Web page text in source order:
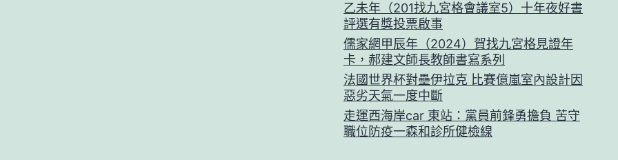
乙未年（201找九宮格會議室5）十年夜好書
評選有獎投票啟事
儒家網甲辰年（2024）賀找九宮格見證年
卡，郝建文師長教師書寫系列
法國世界杯對壘伊拉克 比賽億嵐室內設計因
惡劣天氣一度中斷
走運西海岸car 東站：黨員前鋒勇擔負 苦守
職位防疫一森和診所健檢線